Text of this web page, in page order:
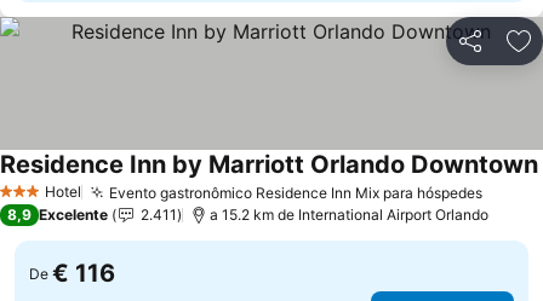
Partilhar
3 EstrelasHotel Evento gastronômico Residence Inn Mix para hóspedesVer
Residence Inn by Marriott Orlando Downtown
8,9 Excelente 2.411 a 15.2 km de International Airport Orlando
De € 116